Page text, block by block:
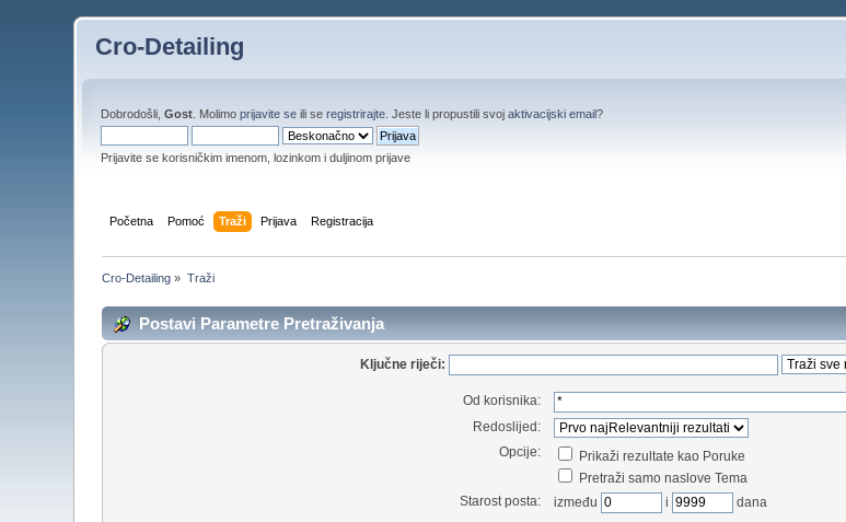
Cro-Detailing
Dobrodošli,Gost . Molimoprijavite se ili seregistrirajte . Jeste li propustili svojaktivacijski email?
Prijavite se korisničkim imenom, lozinkom i duljinom prijave
Početna Pomoć Traži Prijava Registracija
Cro-Detailing » Traži
Postavi Parametre Pretraživanja
Ključne riječi:
Od korisnika:
Redoslijed:
Opcije:
Prikaži rezultate kao Poruke
Pretraži samo naslove Tema
Starost posta:
između i
dana